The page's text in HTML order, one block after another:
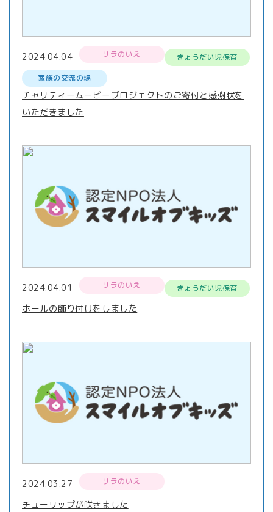
2024.04.04 リラのいえ
きょうだい児保育
家族の交流の場
チャリティームービープロジェクトのご寄付と感謝状を
いただきました
2024.04.01 リラのいえ きょうだい児保育
ホールの飾り付けをしました
2024.03.27 リラのいえ
チューリップが咲きました